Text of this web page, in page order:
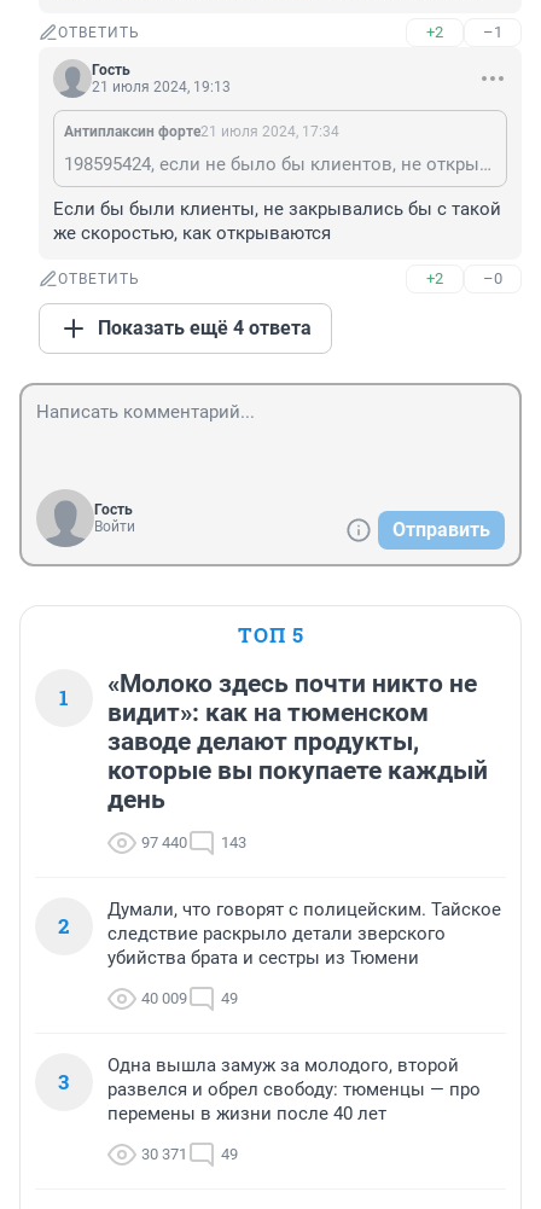
ОТВЕТИТЬ +2 –1
Гость
21 июля 2024, 19:13
Антиплаксин форте21 июля 2024, 17:34
198595424, если не было бы клиентов, не открывали бы.
Если бы были клиенты, не закрывались бы с такой
же скоростью, как открываются
ОТВЕТИТЬ +2 –0
Показать ещё 4 ответа
Гость
Войти
Отправить
ТОП 5
1
«Молоко здесь почти никто не
видит»: как на тюменском
заводе делают продукты,
которые вы покупаете каждый
день
97 440 143
2
Думали, что говорят с полицейским. Тайское
следствие раскрыло детали зверского
убийства брата и сестры из Тюмени
40 009 49
3
Одна вышла замуж за молодого, второй
развелся и обрел свободу: тюменцы — про
перемены в жизни после 40 лет
30 371 49